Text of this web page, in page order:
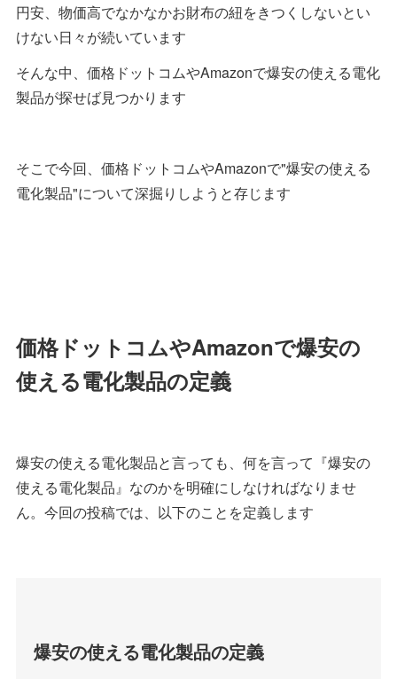
円安、物価高でなかなかお財布の紐をきつくしないとい
けない日々が続いています
そんな中、価格ドットコムやAmazonで爆安の使える電化
製品が探せば見つかります
そこで今回、価格ドットコムやAmazonで"爆安の使える
電化製品"について深掘りしようと存じます
価格ドットコムやAmazonで爆安の
使える電化製品の定義
爆安の使える電化製品と言っても、何を言って『爆安の
使える電化製品』なのかを明確にしなければなりませ
ん。今回の投稿では、以下のことを定義します
爆安の使える電化製品の定義